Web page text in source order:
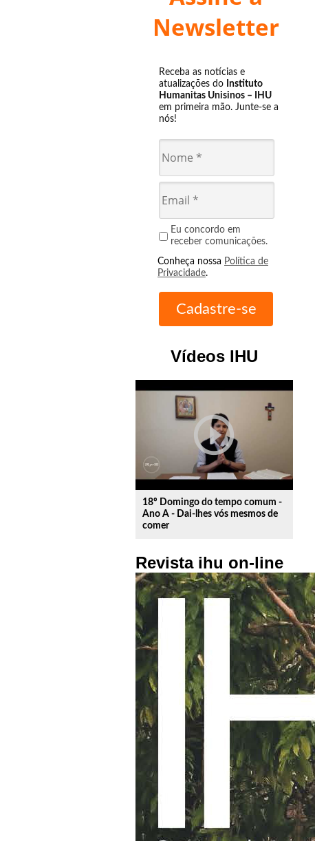
Newsletter
Receba as notícias e
atualizações do Instituto
Humanitas Unisinos – IHU
em primeira mão. Junte-se a
nós!
Eu concordo em
receber comunicações.
Conheça nossa Política de
Privacidade.
Vídeos IHU
play_circle_outline
18º Domingo do tempo comum -
Ano A - Dai-lhes vós mesmos de
comer
Revista ihu on-line